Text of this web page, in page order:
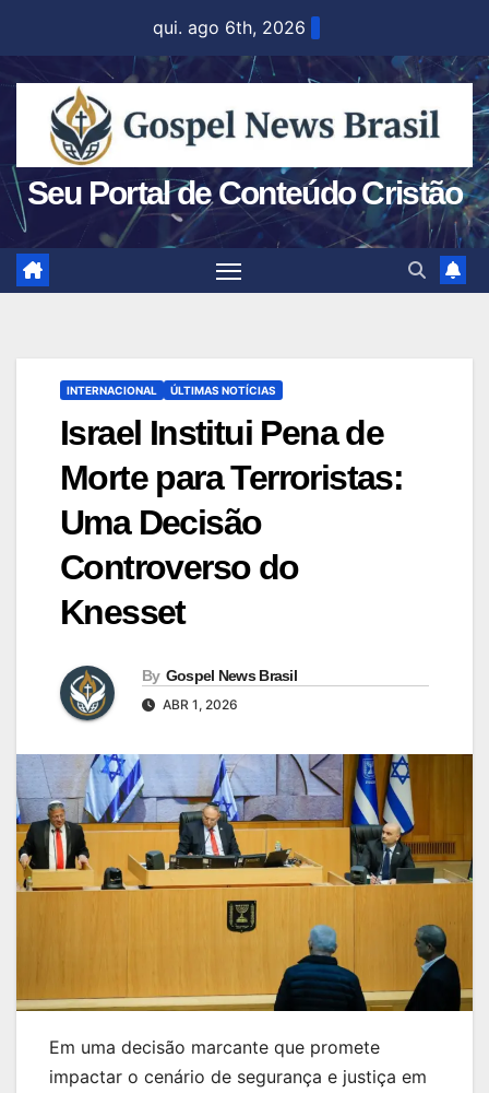
content
qui. ago 6th, 2026
Seu Portal de Conteúdo Cristão
INTERNACIONAL ÚLTIMAS NOTÍCIAS
Israel Institui Pena de
Morte para Terroristas:
Uma Decisão
Controverso do
Knesset
By Gospel News Brasil
ABR 1, 2026
Em uma decisão marcante que promete
impactar o cenário de segurança e justiça em